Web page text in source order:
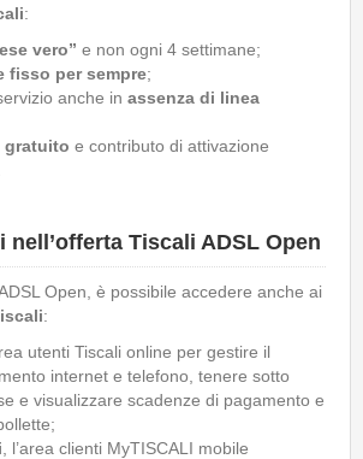
:
vero” e non ogni 4 settimane;
fisso per sempre;
anche in assenza di linea
gratuito e contributo di attivazione
Tiscali ADSL Open
Open, è possibile accedere anche ai
:
utenti Tiscali online per gestire il
internet e telefono, tenere sotto
e visualizzare scadenze di pagamento e
, l’area clienti MyTISCALI mobile